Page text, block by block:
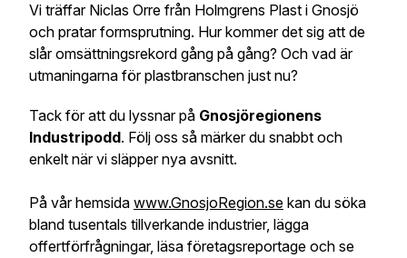
Vi träffar Niclas Orre från Holmgrens Plast i Gnosjö
och pratar formsprutning. Hur kommer det sig att de
slår omsättningsrekord gång på gång? Och vad är
utmaningarna för plastbranschen just nu?
Tack för att du lyssnar på Gnosjöregionens
Industripodd. Följ oss så märker du snabbt och
enkelt när vi släpper nya avsnitt.
På vår hemsida www.GnosjoRegion.se kan du söka
bland tusentals tillverkande industrier, lägga
offertförfrågningar, läsa företagsreportage och se